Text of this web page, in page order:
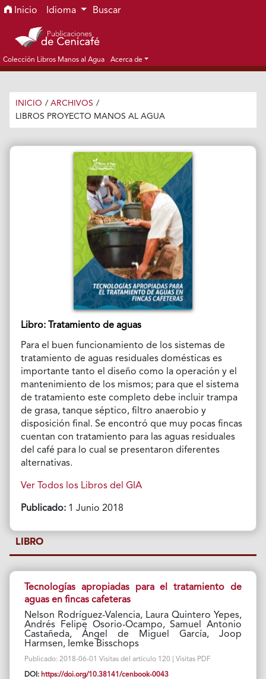
Ir al menú de navegación principal
Ir al contenido principal
Ir al pie de página del sitio
Inicio Idioma Buscar
Colección Libros Manos al Agua Acerca de
INICIO / ARCHIVOS /
LIBROS PROYECTO MANOS AL AGUA
Libro: Tratamiento de aguas
Para el buen funcionamiento de los sistemas de
tratamiento de aguas residuales domésticas es
importante tanto el diseño como la operación y el
mantenimiento de los mismos; para que el sistema
de tratamiento este completo debe incluir trampa
de grasa, tanque séptico, filtro anaerobio y
disposición final. Se encontró que muy pocas fincas
cuentan con tratamiento para las aguas residuales
del café para lo cual se presentaron diferentes
alternativas.
Ver Todos los Libros del GIA
Publicado:1 Junio 2018
LIBRO
Tecnologías apropiadas para el tratamiento de
aguas en fincas cafeteras
Nelson Rodríguez-Valencia, Laura Quintero Yepes,
Andrés Felipe Osorio-Ocampo, Samuel Antonio
Castañeda, Ángel de Miguel García, Joop
Harmsen, Iemke Bisschops
Publicado: 2018-06-01 Visitas del artículo 120 | Visitas PDF
DOI: https://doi.org/10.38141/cenbook-0043